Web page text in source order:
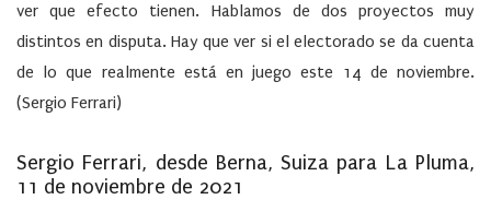
ver que efecto tienen. Hablamos de dos proyectos muy
distintos en disputa. Hay que ver si el electorado se da cuenta
de lo que realmente está en juego este 14 de noviembre.
(Sergio Ferrari)
Sergio Ferrari, desde Berna, Suiza para La Pluma,
11 de noviembre de 2021